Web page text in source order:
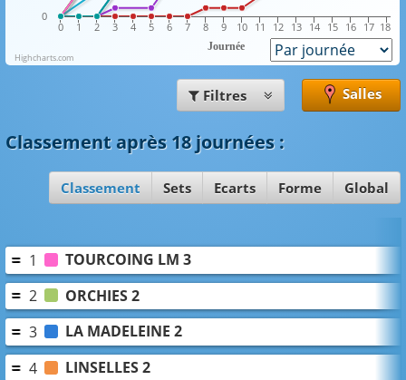
Journée
0 1 2 3 4 5 6 7 8 9 10 11 12 13 14 15 16 17 18
0
Highcharts.com
Filtres Salles
Classement après 18 journées:
Classement Sets Ecarts Forme Global
1
TOURCOING LM 3
2
ORCHIES 2
3
LA MADELEINE 2
4
LINSELLES 2